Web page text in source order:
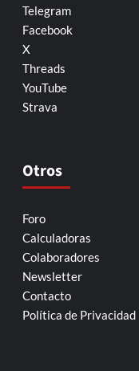
Telegram
Facebook
X
Threads
YouTube
Strava
Otros
Foro
Calculadoras
Colaboradores
Newsletter
Contacto
Política de Privacidad